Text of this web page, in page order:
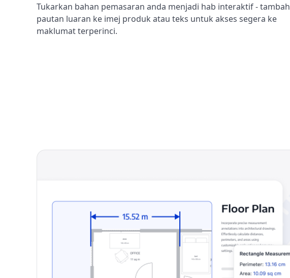
Tukarkan bahan pemasaran anda menjadi hab interaktif - tambah
pautan luaran ke imej produk atau teks untuk akses segera ke
maklumat terperinci.